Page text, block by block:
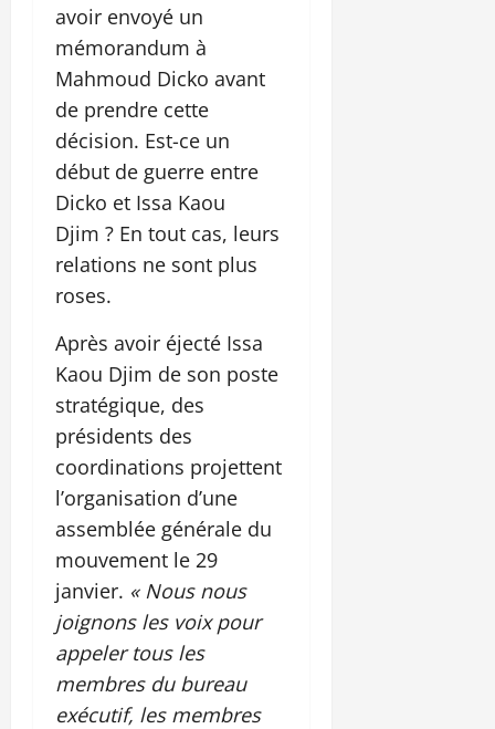
avoir envoyé un
mémorandum à
Mahmoud Dicko avant
de prendre cette
décision. Est-ce un
début de guerre entre
Dicko et Issa Kaou
Djim ? En tout cas, leurs
relations ne sont plus
roses.
Après avoir éjecté Issa
Kaou Djim de son poste
stratégique, des
présidents des
coordinations projettent
l’organisation d’une
assemblée générale du
mouvement le 29
janvier. « Nous nous
joignons les voix pour
appeler tous les
membres du bureau
exécutif, les membres